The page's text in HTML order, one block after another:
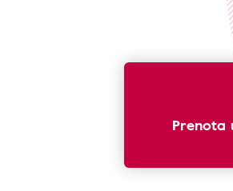
Prenota